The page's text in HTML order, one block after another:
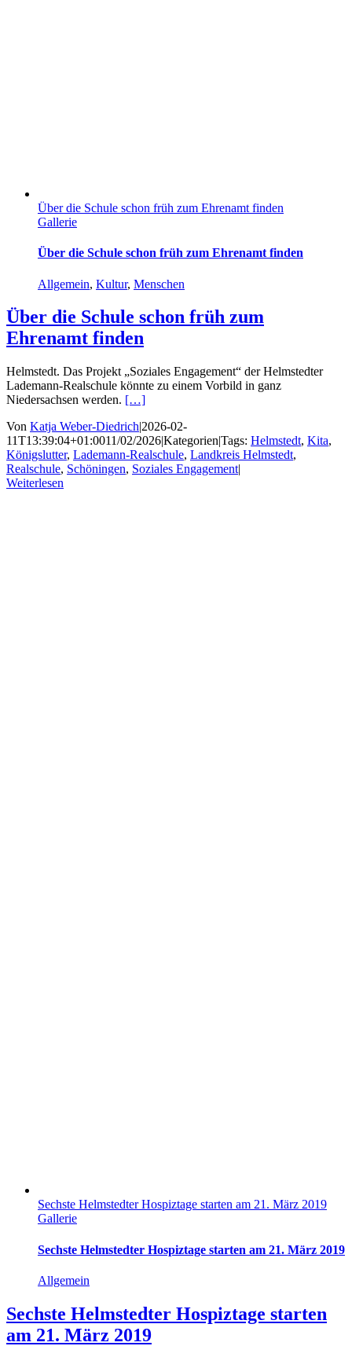
Über die Schule schon früh zum Ehrenamt finden
Gallerie
Über die Schule schon früh zum Ehrenamt finden
Allgemein, Kultur, Menschen
Über die Schule schon früh zum
Ehrenamt finden
Helmstedt. Das Projekt „Soziales Engagement“ der Helmstedter
Lademann-Realschule könnte zu einem Vorbild in ganz
Niedersachsen werden. […]
Von Katja Weber-Diedrich|2026-02-
11T13:39:04+01:0011/02/2026|Kategorien|Tags: Helmstedt, Kita,
Königslutter, Lademann-Realschule, Landkreis Helmstedt,
Realschule, Schöningen, Soziales Engagement|
Weiterlesen
Sechste Helmstedter Hospiztage starten am 21. März 2019
Gallerie
Sechste Helmstedter Hospiztage starten am 21. März 2019
Allgemein
Sechste Helmstedter Hospiztage starten
am 21. März 2019